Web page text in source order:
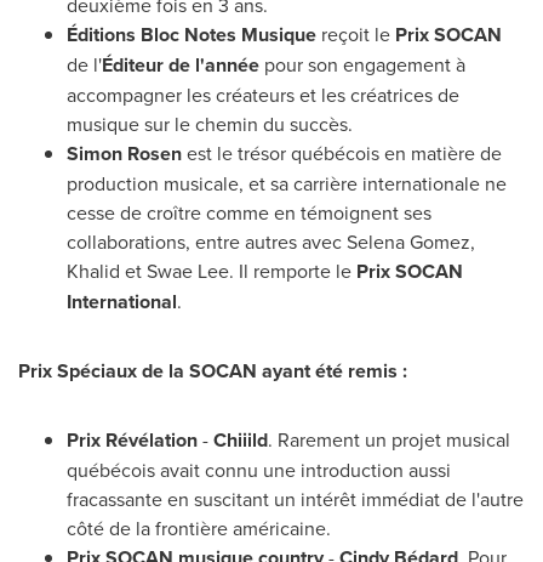
Éditions Bloc Notes Musique reçoit le Prix SOCAN
de l'Éditeur de l'année pour son engagement à
accompagner les créateurs et les créatrices de
musique sur le chemin du succès.
Simon Rosenest le trésor québécois en matière de
production musicale, et sa carrière internationale ne
cesse de croître comme en témoignent ses
collaborations, entre autres avecSelena Gomez,
Khalid et Swae Lee. Il remporte le Prix SOCAN
International.
Prix Spéciaux de la SOCAN ayant été remis :
Prix Révélation-Chiiild. Rarement un projet musical
québécois avait connu une introduction aussi
fracassante en suscitant un intérêt immédiat de l'autre
côté de la frontière américaine.